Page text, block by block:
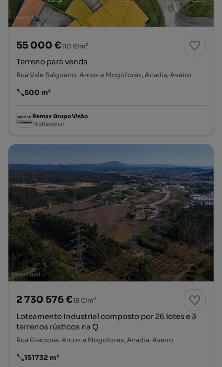
55 000 €110 €/m²
Terreno para venda
Rua Vale Salgueiro, Arcos e Mogofores, Anadia, Aveiro
Preço por metro quadrado
500 m²
Remax Grupo Visão
Profissional
2 730 576 €18 €/m²
Loteamento Industrial composto por 26 lotes e 3
terrenos rústicos na Q
Rua Graciosa, Arcos e Mogofores, Anadia, Aveiro
Preço por metro quadrado
151732 m²